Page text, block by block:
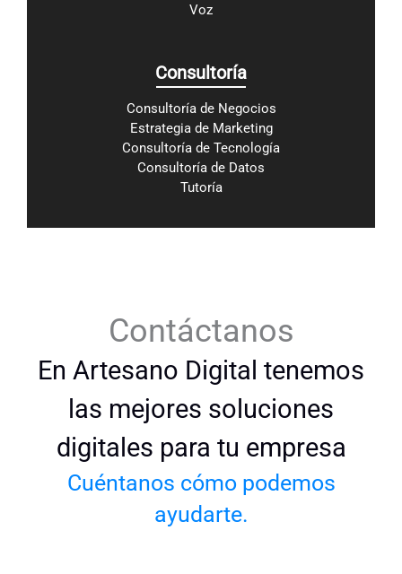
Voz
Consultoría
Consultoría de Negocios
Estrategia de Marketing
Consultoría de Tecnología
Consultoría de Datos
Tutoría
Contáctanos
En Artesano Digital tenemos
las mejores soluciones
digitales para tu empresa
Cuéntanos cómo podemos
ayudarte.